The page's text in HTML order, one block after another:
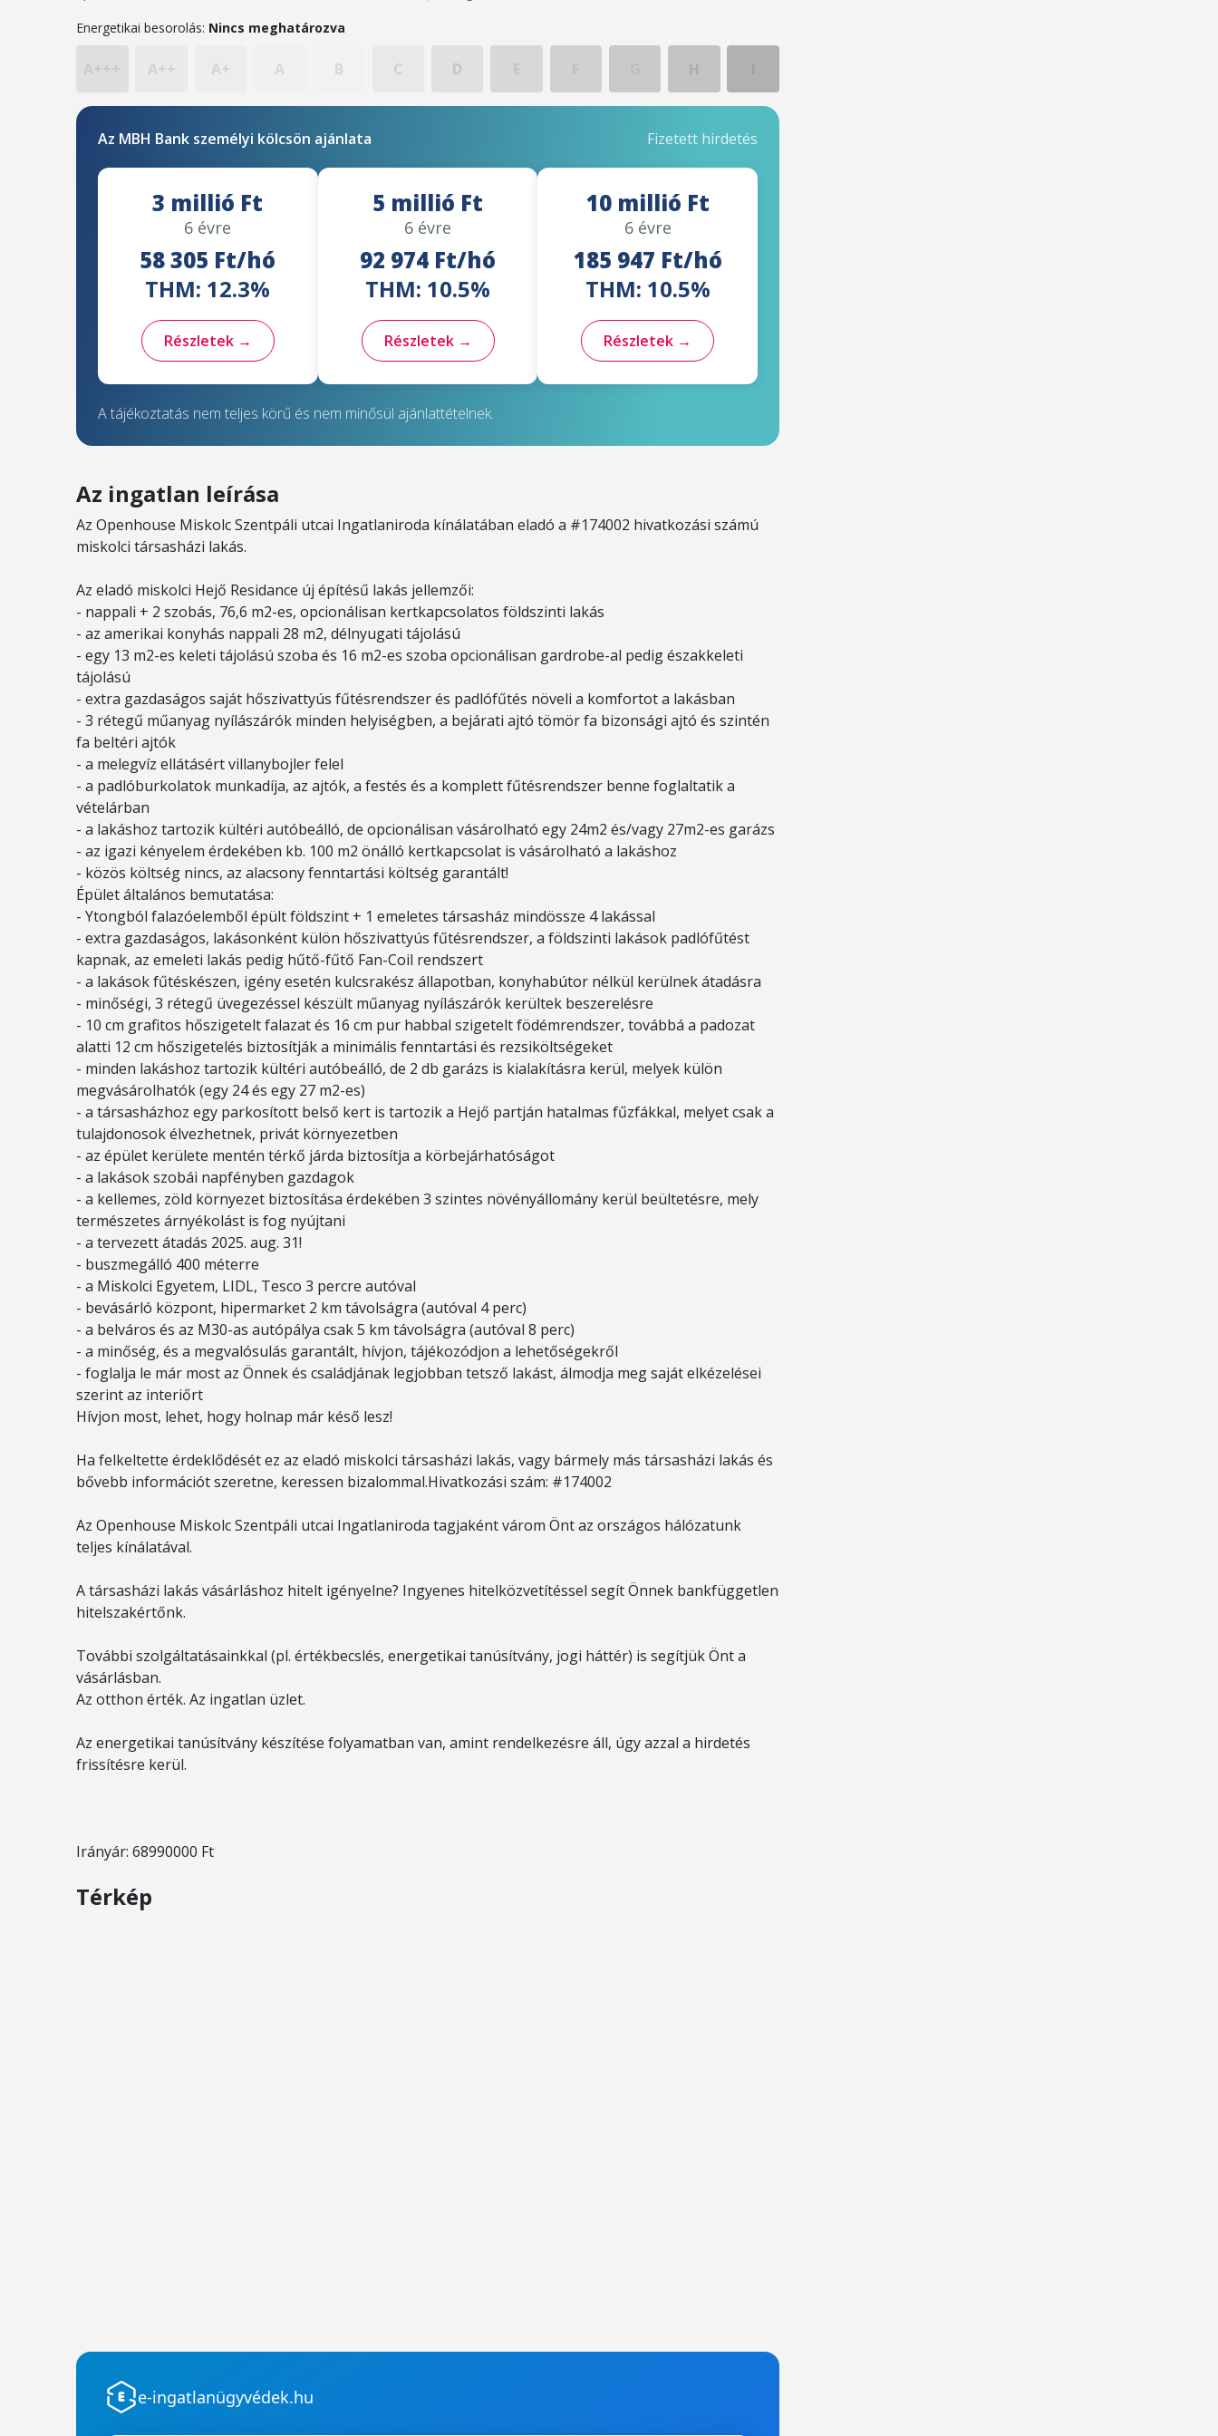
Energetikai besorolás: Nincs meghatározva
A++ A+ A B C D
Az MBH Bank személyi kölcsön ajánlata Fizetett hirdetés
3 millió Ft
6 évre
58 305 Ft/hó
THM: 12.3%
Részletek →
5 millió Ft
6 évre
92 974 Ft/hó
THM: 10.5%
Részletek →
10 millió Ft
6 évre
185 947 Ft/hó
THM: 10.5%
Részletek →
A tájékoztatás nem teljes körű és nem minősül ajánlattételnek.
Az ingatlan leírása
Az Openhouse Miskolc Szentpáli utcai Ingatlaniroda kínálatában eladó a #174002 hivatkozási számú
miskolci társasházi lakás.
Az eladó miskolci Hejő Residance új építésű lakás jellemzői:
- nappali + 2 szobás, 76,6 m2-es, opcionálisan kertkapcsolatos földszinti lakás
- az amerikai konyhás nappali 28 m2, délnyugati tájolású
- egy 13 m2-es keleti tájolású szoba és 16 m2-es szoba opcionálisan gardrobe-al pedig északkeleti
tájolású
- extra gazdaságos saját hőszivattyús fűtésrendszer és padlófűtés növeli a komfortot a lakásban
- 3 rétegű műanyag nyílászárók minden helyiségben, a bejárati ajtó tömör fa bizonsági ajtó és szintén
fa beltéri ajtók
- a melegvíz ellátásért villanybojler felel
- a padlóburkolatok munkadíja, az ajtók, a festés és a komplett fűtésrendszer benne foglaltatik a
vételárban
- a lakáshoz tartozik kültéri autóbeálló, de opcionálisan vásárolható egy 24m2 és/vagy 27m2-es garázs
- az igazi kényelem érdekében kb. 100 m2 önálló kertkapcsolat is vásárolható a lakáshoz
- közös költség nincs, az alacsony fenntartási költség garantált!
Épület általános bemutatása:
- Ytongból falazóelemből épült földszint + 1 emeletes társasház mindössze 4 lakással
- extra gazdaságos, lakásonként külön hőszivattyús fűtésrendszer, a földszinti lakások padlófűtést
kapnak, az emeleti lakás pedig hűtő-fűtő Fan-Coil rendszert
- a lakások fűtéskészen, igény esetén kulcsrakész állapotban, konyhabútor nélkül kerülnek átadásra
- minőségi, 3 rétegű üvegezéssel készült műanyag nyílászárók kerültek beszerelésre
- 10 cm grafitos hőszigetelt falazat és 16 cm pur habbal szigetelt födémrendszer, továbbá a padozat
alatti 12 cm hőszigetelés biztosítják a minimális fenntartási és rezsiköltségeket
- minden lakáshoz tartozik kültéri autóbeálló, de 2 db garázs is kialakításra kerül, melyek külön
megvásárolhatók (egy 24 és egy 27 m2-es)
- a társasházhoz egy parkosított belső kert is tartozik a Hejő partján hatalmas fűzfákkal, melyet csak a
tulajdonosok élvezhetnek, privát környezetben
- az épület kerülete mentén térkő járda biztosítja a körbejárhatóságot
- a lakások szobái napfényben gazdagok
- a kellemes, zöld környezet biztosítása érdekében 3 szintes növényállomány kerül beültetésre, mely
természetes árnyékolást is fog nyújtani
- a tervezett átadás 2025. aug. 31!
- buszmegálló 400 méterre
- a Miskolci Egyetem, LIDL, Tesco 3 percre autóval
- bevásárló központ, hipermarket 2 km távolságra (autóval 4 perc)
- a belváros és az M30-as autópálya csak 5 km távolságra (autóval 8 perc)
- a minőség, és a megvalósulás garantált, hívjon, tájékozódjon a lehetőségekről
- foglalja le már most az Önnek és családjának legjobban tetsző lakást, álmodja meg saját elkézelései
szerint az interiőrt
Hívjon most, lehet, hogy holnap már késő lesz!
Ha felkeltette érdeklődését ez az eladó miskolci társasházi lakás, vagy bármely más társasházi lakás és
bővebb információt szeretne, keressen bizalommal.Hivatkozási szám: #174002
Az Openhouse Miskolc Szentpáli utcai Ingatlaniroda tagjaként várom Önt az országos hálózatunk
teljes kínálatával.
A társasházi lakás vásárláshoz hitelt igényelne? Ingyenes hitelközvetítéssel segít Önnek bankfüggetlen
hitelszakértőnk.
További szolgáltatásainkkal (pl. értékbecslés, energetikai tanúsítvány, jogi háttér) is segítjük Önt a
vásárlásban.
Az otthon érték. Az ingatlan üzlet.
Az energetikai tanúsítvány készítése folyamatban van, amint rendelkezésre áll, úgy azzal a hirdetés
frissítésre kerül.
Irányár: 68990000 Ft
Térkép
e-ingatlanügyvédek.hu